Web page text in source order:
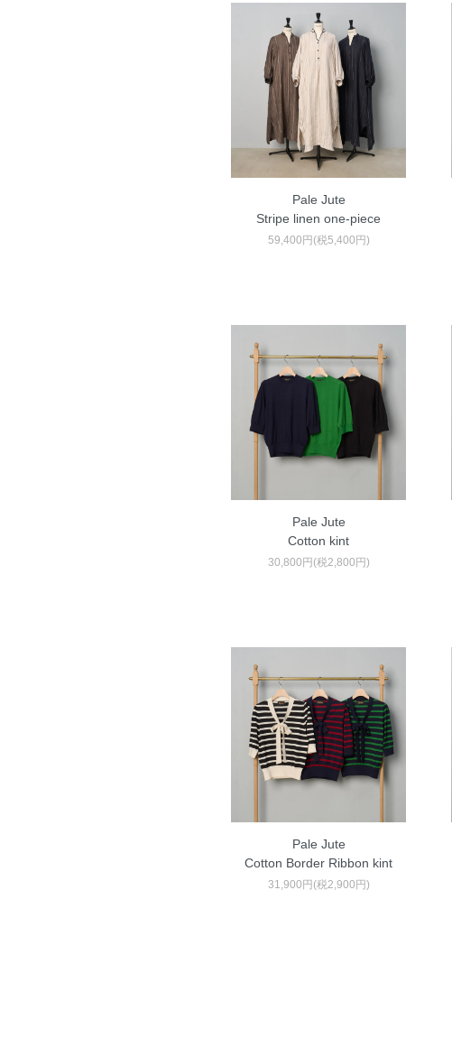
Pale Jute
Stripe linen one-piece
59,400円(税5,400円)
Pale Jute
Cotton kint
30,800円(税2,800円)
Pale Jute
Cotton Border Ribbon kint
31,900円(税2,900円)